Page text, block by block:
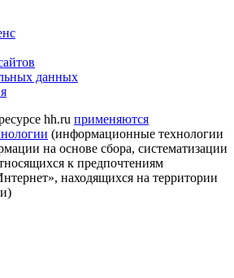
данных
hh.ru применяются
(информационные технологии
на основе сбора, систематизации
к предпочтениям
находящихся на территории